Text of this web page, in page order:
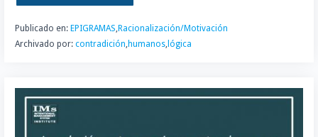
Publicado en: EPIGRAMAS,Racionalización/Motivación
Archivado por: contradición,humanos,lógica